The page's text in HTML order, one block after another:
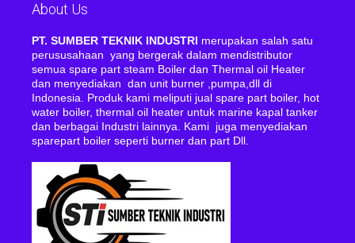
About Us
PT. SUMBER TEKNIK INDUSTRI merupakan salah satu
perususahaan yang bergerak dalam mendistributor
semua spare part steam Boiler dan Thermal oil Heater
dan menyediakan dan unit burner ,pumpa,dll di
Indonesia. Produk kami meliputi jual spare part boiler, hot
water boiler, thermal oil heater untuk marine kapal tanker
dan berbagai Industri lainnya. Kami juga menyediakan
sparepart boiler seperti burner dan part Dll.